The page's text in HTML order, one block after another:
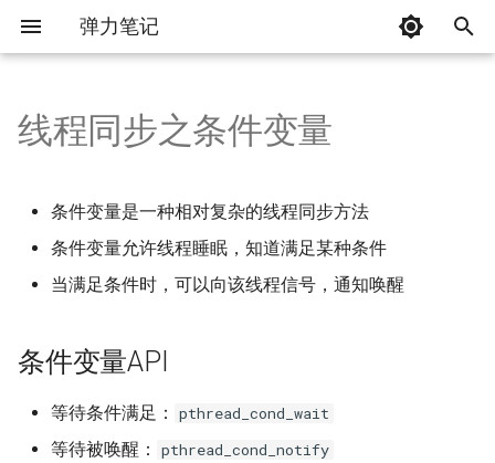
弹力笔记
n
Skill 介绍
工具
Agent Skills作用
如何自定义 skills
产出
基础操作
写在前面
Go by Example
Hello-World
值
变量
If/Else 分支
开篇
入门必备
基本规则
命令基础
高级数据类型2
语言基础语法
语言数据类型
常量与变量
语法进阶指南
内建方法
结构体
接口
JSON
面向对象
关于面向对象
三大特征与五大原则
实践面向对象
输入输出
demo
文本字符串操作
XML编码处理
命令行解析
设计模式简介
工厂模式
装饰模式
基础语法
内建容器
面向"对象"
Beego
Gin
红包项目设计
构建自己的区块链
实现千万级消息推送服务
使用protoc编译.proto文件
Express框架范例
将h264/h265转码
nvm的安装及使用
HTML 01.文档声明
02.语义化
03.W3C标准组织
06.微格式
CSS
Flex布局
网格布局相关
01.CSS单位总结
04.浮动
JS
前言
JS基础语法
JS-Web-API
ECMA
ES5
ES6
React
简介
JSX语法
编写TodoList功能
PropTypes与
应用
Vue
介绍
介绍
进程间的通信
键盘快捷键
介绍
html
css
javascript
network
杂七杂八
基础相关
常用8大设计模式
数组函数
标量类型与返回值类型声
NULL 合并运算符
太空船运算符（组合比较
Closure::call()
PHP8新特性
性能优化
conda命令行base的解决方案
Anaconda商用要收费了怎么
Django框架
介绍
操作速查
第一部分
第四部分
关于Opencv
图像 视频的加载与展示
OpenCV基础知识
OpenCV的算术与位运算
图像基本变换
简史
Ubuntu上搭建Bitcoin运行环境
shell脚本
Git
Redis 常用命令记录
持久化的两种方式 RDB与
redis底层数据结构
Kafka
RabbitMQ
Beanstalkd
k8s概述
高可用集群搭建-koubeadm
高可用集群搭建-binary
CICD
namespace、resources和
label
Mysql 一条语句是如何执行的
mysql的执行计划
b+树存储结构
数据类型
MongoDB
ElasticSearch
概述
组成
计算
条件变量API
条件变量的例子
计算机网络的分类
计算机网络的层次结构
现代互联网的网络拓扑
物理层概述
数据链路层概述
嵌入式开发基础
模拟电子技术
半导体
基本放大电路
基本放大电路
XSS
CSRF
SQL注入
复杂度分析 时间复杂度
《格鲁夫给经理人的第一课》
2024年
版本迭代计划 会员裂变奖励
现有云仓逻辑
线程同步之条件变量
条件变量是一种相对复杂的线程同步方法
条件变量允许线程睡眠，知道满足某种条件
当满足条件时，可以向该线程信号，通知唤醒
条件变量API
等待条件满足： pthread_cond_wait
等待被唤醒： pthread_cond_notify